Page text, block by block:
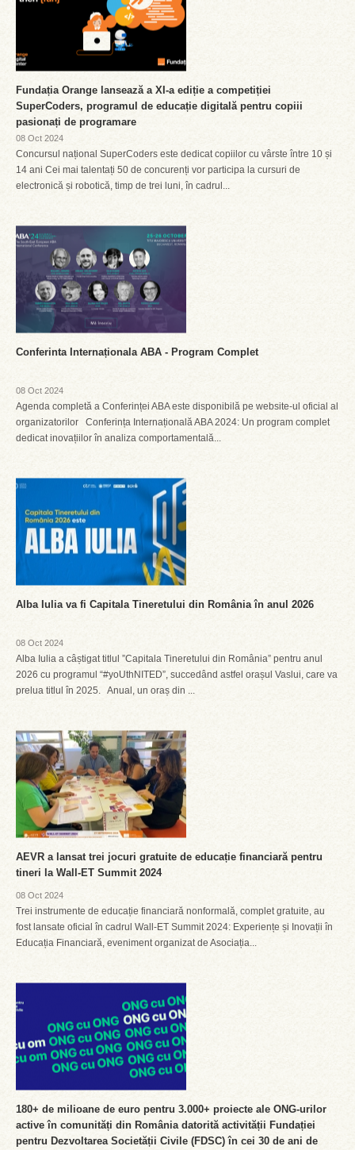
Fundația Orange lansează a XI-a ediție a competiției
SuperCoders, programul de educație digitală pentru copiii
pasionați de programare
08 Oct 2024
Concursul național SuperCoders este dedicat copiilor cu vârste între 10 și
14 ani Cei mai talentați 50 de concurenți vor participa la cursuri de
electronică și robotică, timp de trei luni, în cadrul...
Conferinta Internaționala ABA - Program Complet
08 Oct 2024
Agenda completă a Conferinței ABA este disponibilă pe website-ul oficial al
organizatorilor Conferința Internațională ABA 2024: Un program complet
dedicat inovațiilor în analiza comportamentală...
Alba Iulia va fi Capitala Tineretului din România în anul 2026
08 Oct 2024
Alba Iulia a câștigat titlul ”Capitala Tineretului din România” pentru anul
2026 cu programul “#yoUthNITED”, succedând astfel orașul Vaslui, care va
prelua titlul în 2025. Anual, un oraș din ...
AEVR a lansat trei jocuri gratuite de educație financiară pentru
tineri la Wall-ET Summit 2024
08 Oct 2024
Trei instrumente de educație financiară nonformală, complet gratuite, au
fost lansate oficial în cadrul Wall-ET Summit 2024: Experiențe și Inovații în
Educația Financiară, eveniment organizat de Asociația...
180+ de milioane de euro pentru 3.000+ proiecte ale ONG-urilor
active în comunități din România datorită activității Fundației
pentru Dezvoltarea Societății Civile (FDSC) în cei 30 de ani de